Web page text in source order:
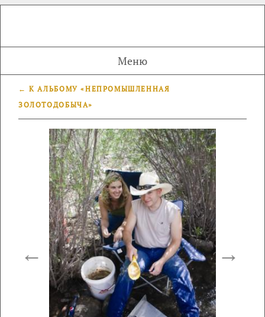
Меню
← К АЛЬБОМУ «НЕПРОМЫШЛЕННАЯ
ЗОЛОТОДОБЫЧА»
← →